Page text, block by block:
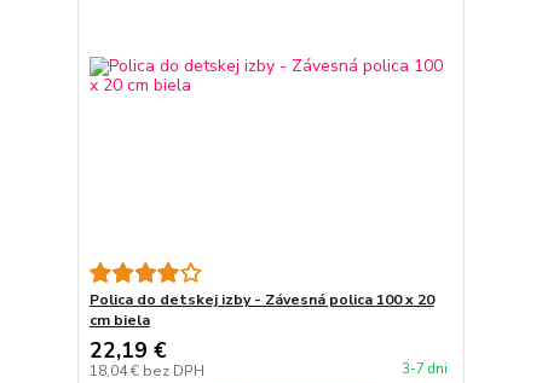
Polica do detskej izby - Závesná polica 100 x 20
cm biela
22,19 €
18,04 € bez DPH 3-7 dni